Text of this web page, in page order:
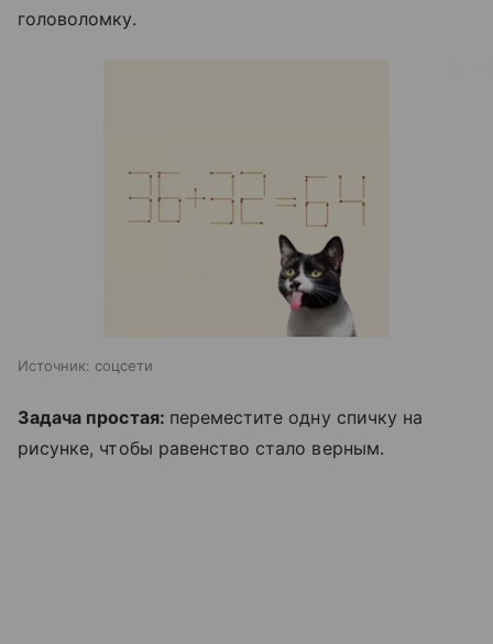
головоломку.
Источник: соцсети
Задача простая: переместите одну спичку на
рисунке, чтобы равенство стало верным.